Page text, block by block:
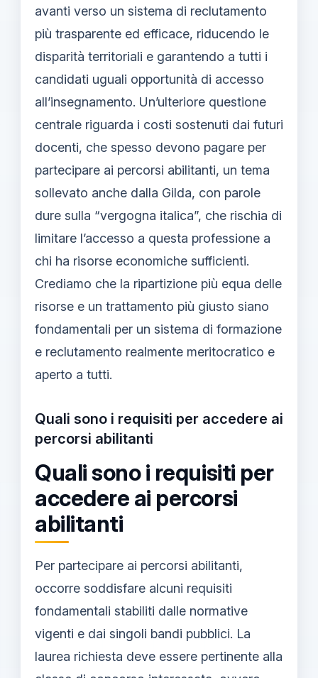
avanti verso un sistema di reclutamento
più trasparente ed efficace, riducendo le
disparità territoriali e garantendo a tutti i
candidati uguali opportunità di accesso
all’insegnamento. Un’ulteriore questione
centrale riguarda i costi sostenuti dai futuri
docenti, che spesso devono pagare per
partecipare ai percorsi abilitanti, un tema
sollevato anche dalla Gilda, con parole
dure sulla “vergogna italica”, che rischia di
limitare l’accesso a questa professione a
chi ha risorse economiche sufficienti.
Crediamo che la ripartizione più equa delle
risorse e un trattamento più giusto siano
fondamentali per un sistema di formazione
e reclutamento realmente meritocratico e
aperto a tutti.
Quali sono i requisiti per accedere ai
percorsi abilitanti
Quali sono i requisiti per
accedere ai percorsi
abilitanti
Per partecipare ai percorsi abilitanti,
occorre soddisfare alcuni requisiti
fondamentali stabiliti dalle normative
vigenti e dai singoli bandi pubblici. La
laurea richiesta deve essere pertinente alla